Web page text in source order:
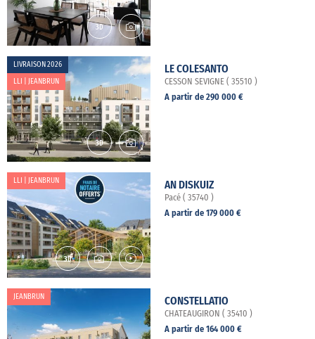
LIVRAISON 2026
LLI | JEANBRUN
LE COLESANTO
CESSON SEVIGNE ( 35510 )
A partir de 290 000 €
LLI | JEANBRUN AN DISKUIZ
Pacé ( 35740 )
A partir de 179 000 €
JEANBRUN CONSTELLATIO
CHATEAUGIRON ( 35410 )
A partir de 164 000 €